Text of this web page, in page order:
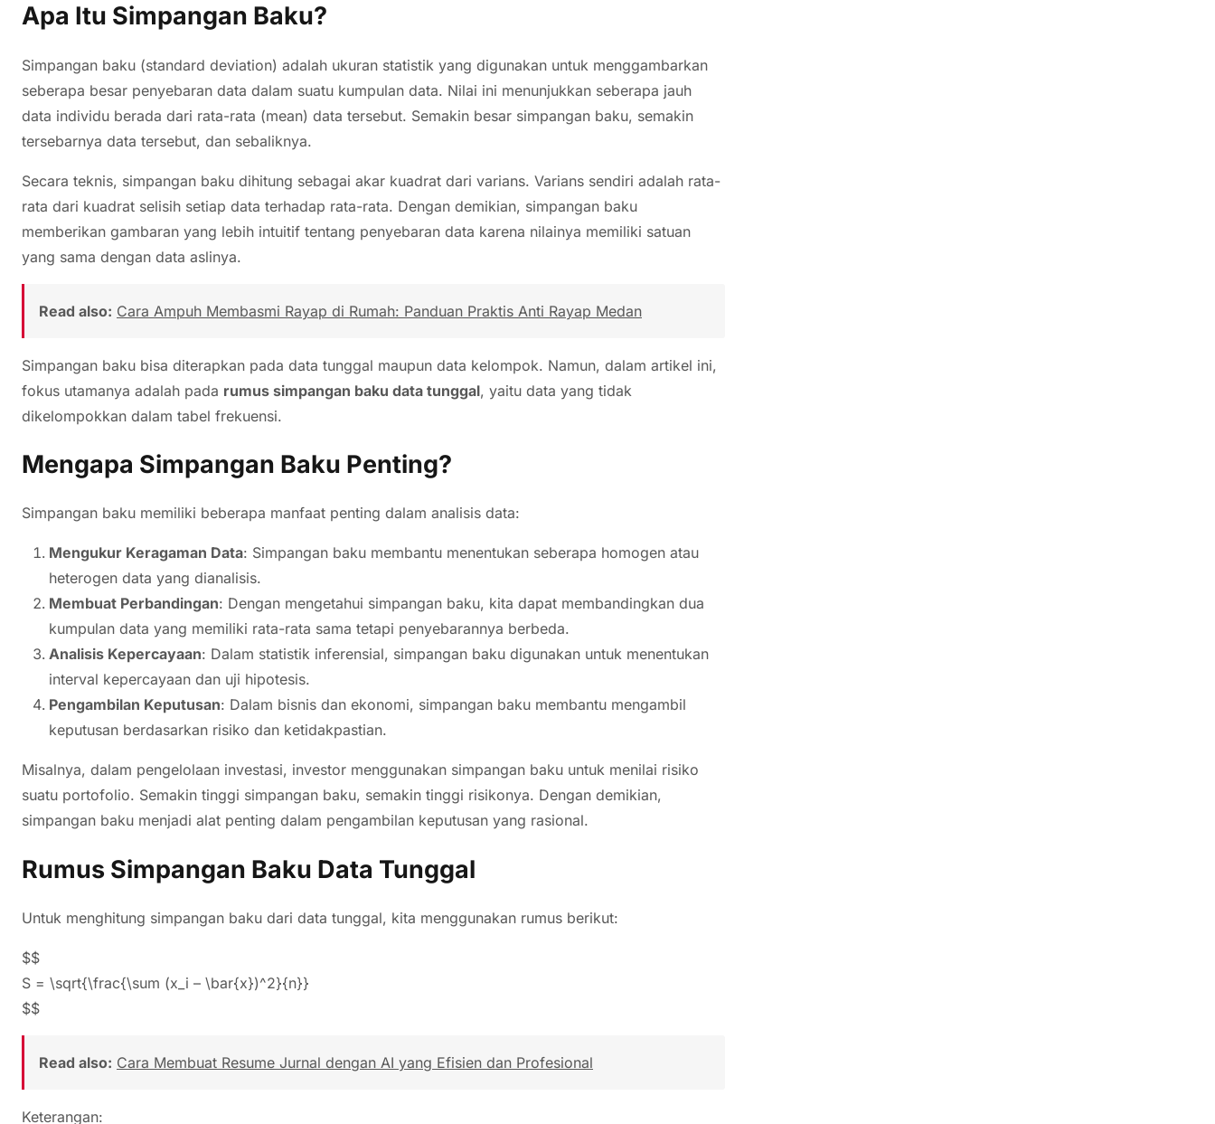
Apa Itu Simpangan Baku?
Simpangan baku (standard deviation) adalah ukuran statistik yang digunakan untuk menggambarkan
seberapa besar penyebaran data dalam suatu kumpulan data. Nilai ini menunjukkan seberapa jauh
data individu berada dari rata-rata (mean) data tersebut. Semakin besar simpangan baku, semakin
tersebarnya data tersebut, dan sebaliknya.
Secara teknis, simpangan baku dihitung sebagai akar kuadrat dari varians. Varians sendiri adalah rata-
rata dari kuadrat selisih setiap data terhadap rata-rata. Dengan demikian, simpangan baku
memberikan gambaran yang lebih intuitif tentang penyebaran data karena nilainya memiliki satuan
yang sama dengan data aslinya.
Read also: Cara Ampuh Membasmi Rayap di Rumah: Panduan Praktis Anti Rayap Medan
Simpangan baku bisa diterapkan pada data tunggal maupun data kelompok. Namun, dalam artikel ini,
fokus utamanya adalah pada rumus simpangan baku data tunggal, yaitu data yang tidak
dikelompokkan dalam tabel frekuensi.
Mengapa Simpangan Baku Penting?
Simpangan baku memiliki beberapa manfaat penting dalam analisis data:
Mengukur Keragaman Data: Simpangan baku membantu menentukan seberapa homogen atau
heterogen data yang dianalisis.
Membuat Perbandingan: Dengan mengetahui simpangan baku, kita dapat membandingkan dua
kumpulan data yang memiliki rata-rata sama tetapi penyebarannya berbeda.
Analisis Kepercayaan: Dalam statistik inferensial, simpangan baku digunakan untuk menentukan
interval kepercayaan dan uji hipotesis.
Pengambilan Keputusan: Dalam bisnis dan ekonomi, simpangan baku membantu mengambil
keputusan berdasarkan risiko dan ketidakpastian.
Misalnya, dalam pengelolaan investasi, investor menggunakan simpangan baku untuk menilai risiko
suatu portofolio. Semakin tinggi simpangan baku, semakin tinggi risikonya. Dengan demikian,
simpangan baku menjadi alat penting dalam pengambilan keputusan yang rasional.
Rumus Simpangan Baku Data Tunggal
Untuk menghitung simpangan baku dari data tunggal, kita menggunakan rumus berikut:
$$
S = \sqrt{\frac{\sum (x_i – \bar{x})^2}{n}}
$$
Read also: Cara Membuat Resume Jurnal dengan AI yang Efisien dan Profesional
Keterangan: